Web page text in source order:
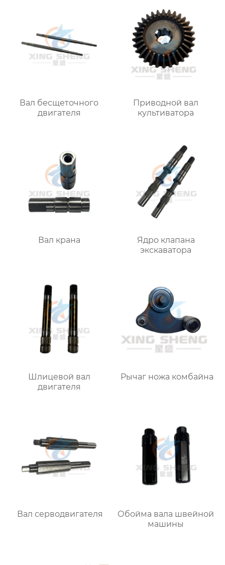
Вал бесщеточного
двигателя
Приводной вал
культиватора
Вал крана
Ядро клапана
экскаватора
Шлицевой вал
двигателя
Рычаг ножа комбайна
Вал серводвигателя
Обойма вала швейной
машины